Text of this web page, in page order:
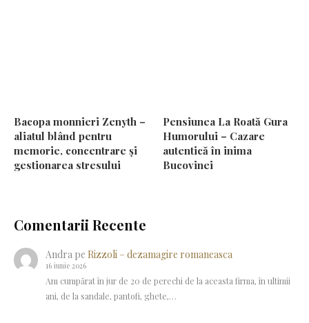
Bacopa monnieri Zenyth –
aliatul blând pentru
memorie, concentrare și
gestionarea stresului
Pensiunea La Roată Gura
Humorului – Cazare
autentică în inima
Bucovinei
Comentarii Recente
Andra pe Rizzoli – dezamagire romaneasca
16 iunie 2026
Am cumpărat în jur de 20 de perechi de la aceasta firma, în ultimii
ani, de la sandale, pantofi, ghete,…